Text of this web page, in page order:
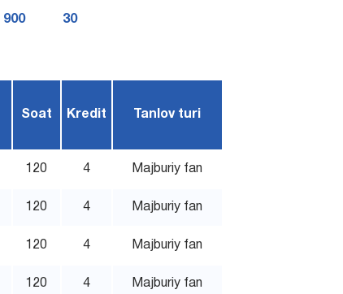
900 30
Soat Kredit Tanlov turi
120 4 Majburiy fan
120 4 Majburiy fan
120 4 Majburiy fan
120 4 Majburiy fan